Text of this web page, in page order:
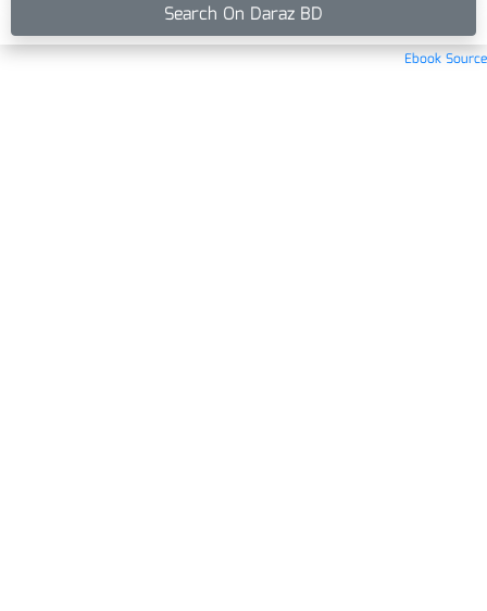
Search On Daraz BD
Ebook Source